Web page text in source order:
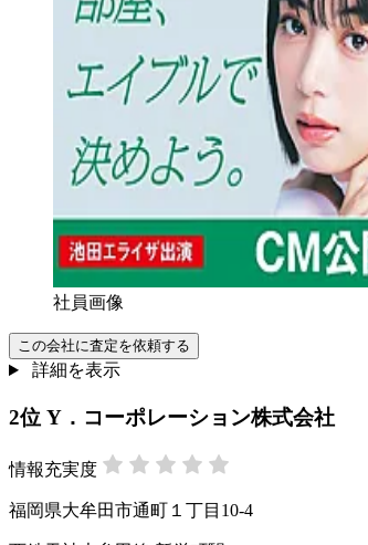
社員画像
この会社に査定を依頼する
詳細を表示
2位 Y．コーポレーション株式会社
情報充実度
福岡県大牟田市通町１丁目10-4